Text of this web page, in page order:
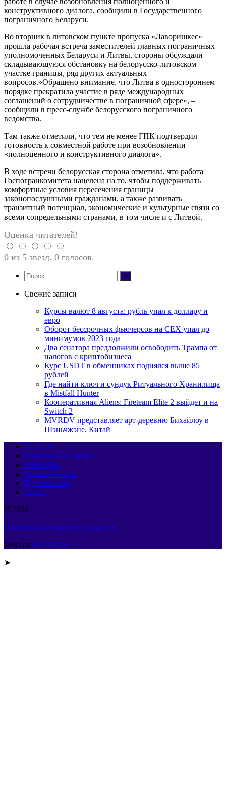
конструктивного диалога, сообщили в Государственного
пограничного Беларуси.
Во вторник в литовском пункте пропуска «Лаворишкес»
прошла рабочая встреча заместителей главных пограничных
уполномоченных Беларуси и Литвы, стороны обсуждали
складывающуюся обстановку на белорусско-литовском
участке границы, ряд других актуальных
вопросов.»Обращено внимание, что Литва в одностороннем
порядке прекратила участие в ряде международных
соглашений о сотрудничестве в пограничной сфере», –
сообщили в пресс-службе белорусского пограничного
ведомства.
Там также отметили, что тем не менее ГПК подтвердил
готовность к совместной работе при возобновлении
«полноценного и конструктивного диалога».
В ходе встречи белорусская сторона отметила, что работа
Госпогранкомитета нацелена на то, чтобы поддерживать
комфортные условия пересечения границы
законопослушными гражданами, а также развивать
транзитный потенциал, экономические и культурные связи со
всеми сопредельными странами, в том числе и с Литвой.
Оценка читателей!
0 из 5 звезд. 0 голосов.
Свежие записи
Курсы валют 8 августа: рубль упал к доллару и
евро
Оборот бессрочных фьючерсов на CEX упал до
минимумов 2023 года
Два сенатора предлолжили освободить Трампа от
налогов с криптобизнеса
Курс USDT в обменниках поднялся выше 85
рублей
Где найти ключ и сундук Ритуального Хранилища
в Mistfall Hunter
Кооперативная Aliens: Fireteam Elite 2 выйдет и на
Switch 2
MVRDV представляет арт-деревню Бихайлоу в
Шэньчжэне, Китай
Главная
Мировая Панорама
Общество
Недвижимость
Путешествия
Спорт
© 2026
Политика конфиденциальности
Тема от WP Puzzle
➤